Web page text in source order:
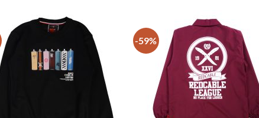
Add to
wishlist
-59%